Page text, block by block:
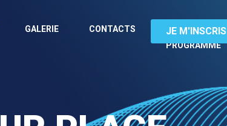
GALERIE CONTACTS
TÉLÉCHARGEZ
LE
PROGRAMME
JE M'INSCRIS